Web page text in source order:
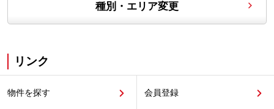
種別・エリア変更
リンク
物件を探す 会員登録